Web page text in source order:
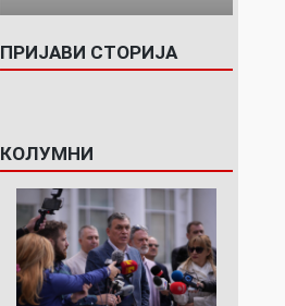
ПРИЈАВИ СТОРИЈА
КОЛУМНИ